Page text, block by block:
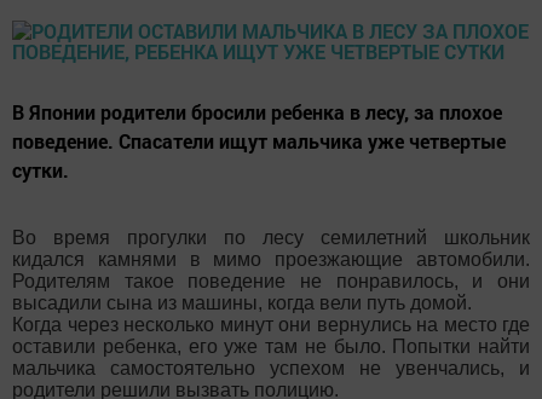
В Японии родители бросили ребенка в лесу, за плохое
поведение. Спасатели ищут мальчика уже четвертые
сутки.
Во время прогулки по лесу семилетний школьник
кидался камнями в мимо проезжающие автомобили.
Родителям такое поведение не понравилось, и они
высадили сына из машины, когда вели путь домой.
Когда через несколько минут они вернулись на место где
оставили ребенка, его уже там не было. Попытки найти
мальчика самостоятельно успехом не увенчались, и
родители решили вызвать полицию.